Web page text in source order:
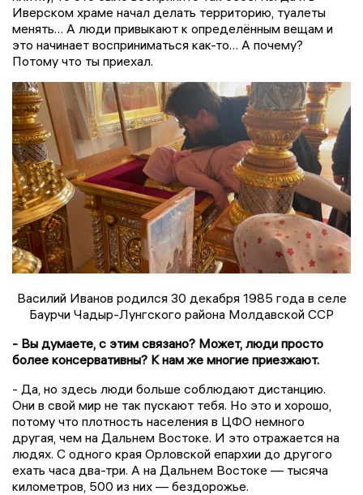
Иверском храме начал делать территорию, туалеты
менять… А люди привыкают к определённым вещам и
это начинает восприниматься как-то… А почему?
Потому что ты приехал.
Василий Иванов родился 30 декабря 1985 года в селе
Баурчи Чадыр-Лунгского района Молдавской ССР
- Вы думаете, с этим связано? Может, люди просто
более консервативны? К нам же многие приезжают.
- Да, но здесь люди больше соблюдают дистанцию.
Они в свой мир не так пускают тебя. Но это и хорошо,
потому что плотность населения в ЦФО немного
другая, чем на Дальнем Востоке. И это отражается на
людях. С одного края Орловской епархии до другого
ехать часа два-три. А на Дальнем Востоке — тысяча
километров, 500 из них — бездорожье.